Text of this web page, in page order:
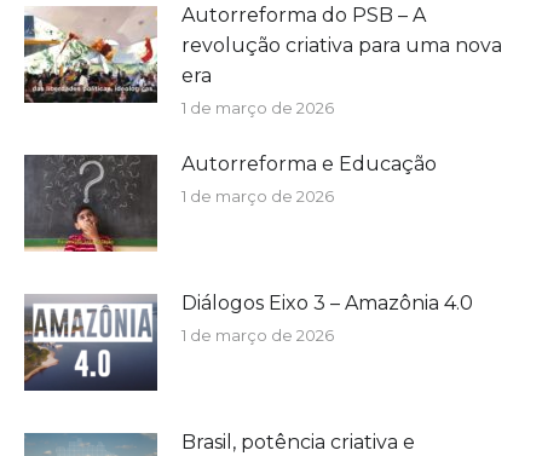
Autorreforma do PSB – A
revolução criativa para uma nova
era
1 de março de 2026
Autorreforma e Educação
1 de março de 2026
Diálogos Eixo 3 – Amazônia 4.0
1 de março de 2026
Brasil, potência criativa e